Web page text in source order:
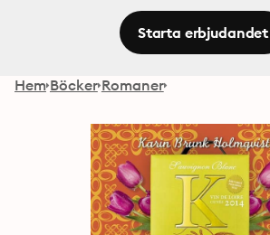
Starta erbjudandet
Hem Böcker Romaner